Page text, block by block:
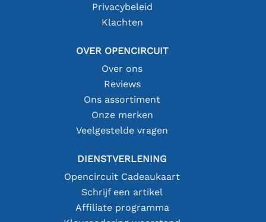
Privacybeleid
Klachten
OVER OPENCIRCUIT
Over ons
Reviews
Ons assortiment
Onze merken
Veelgestelde vragen
DIENSTVERLENING
Opencircuit Cadeaukaart
Schrijf een artikel
Affiliate programma